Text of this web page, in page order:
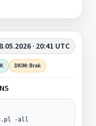
· 20:41 UTC
DKIM: Brak
-all